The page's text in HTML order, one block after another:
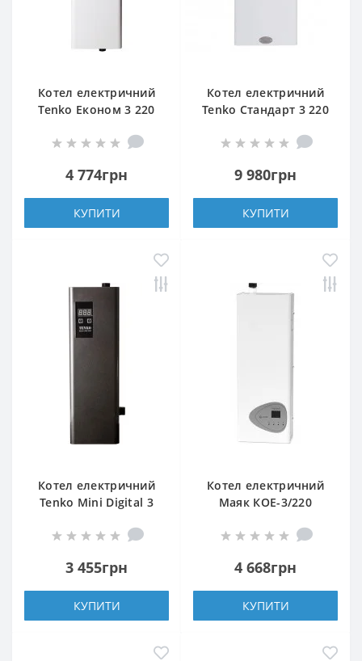
Котел електричний
Tenko Економ 3 220
4 774грн
КУПИТИ
Котел електричний
Tenko Стандарт 3 220
9 980грн
КУПИТИ
Котел електричний
Tenko Mini Digital 3
3 455грн
КУПИТИ
Котел електричний
Маяк КОЕ-3/220
4 668грн
КУПИТИ